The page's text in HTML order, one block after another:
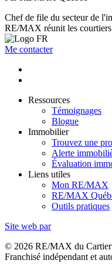
Chef de file du secteur de
RE/MAX réunit les courtiers
Me contacter
Ressources
Témoignages
Blogue
Immobilier
Trouvez une
Alerte
Évaluation
Liens utiles
Mon RE/MAX
RE/MAX
Outils pratiques
Site web par
© 2026 RE/MAX du Cartier
Franchisé indépendant et